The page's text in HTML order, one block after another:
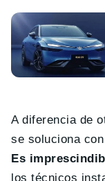
A diferencia de
se soluciona
Es
los técnicos